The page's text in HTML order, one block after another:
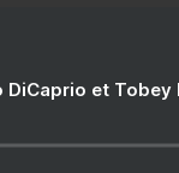
DiCaprio et